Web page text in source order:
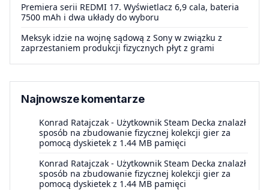
Premiera serii REDMI 17. Wyświetlacz 6,9 cala, bateria
7500 mAh i dwa układy do wyboru
Meksyk idzie na wojnę sądową z Sony w związku z
zaprzestaniem produkcji fizycznych płyt z grami
Najnowsze komentarze
Konrad Ratajczak - Użytkownik Steam Decka znalazł
sposób na zbudowanie fizycznej kolekcji gier za
pomocą dyskietek z 1.44 MB pamięci
Konrad Ratajczak - Użytkownik Steam Decka znalazł
sposób na zbudowanie fizycznej kolekcji gier za
pomocą dyskietek z 1.44 MB pamięci